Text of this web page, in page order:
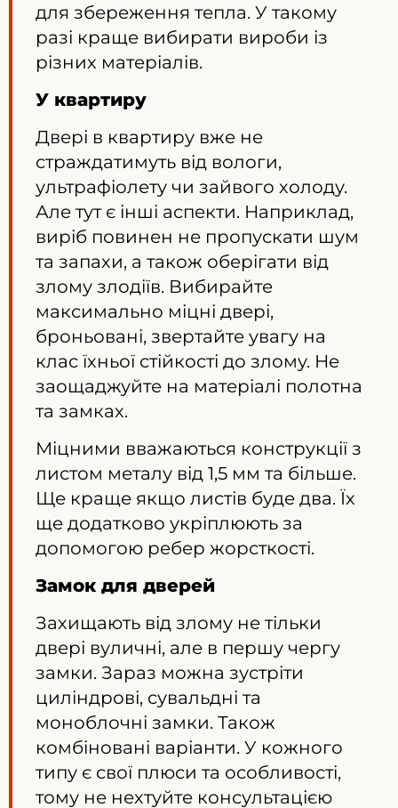
для збереження тепла. У такому
разі краще вибирати вироби із
різних матеріалів.
У квартиру
Двері в квартиру вже не
страждатимуть від вологи,
ультрафіолету чи зайвого холоду.
Але тут є інші аспекти. Наприклад,
виріб повинен не пропускати шум
та запахи, а також оберігати від
злому злодіїв. Вибирайте
максимально міцні двері,
броньовані, звертайте увагу на
клас їхньої стійкості до злому. Не
заощаджуйте на матеріалі полотна
та замках.
Міцними вважаються конструкції з
листом металу від 1,5 мм та більше.
Ще краще якщо листів буде два. Їх
ще додатково укріплюють за
допомогою ребер жорсткості.
Замок для дверей
Захищають від злому не тільки
двері вуличні, але в першу чергу
замки. Зараз можна зустріти
циліндрові, сувальдні та
моноблочні замки. Також
комбіновані варіанти. У кожного
типу є свої плюси та особливості,
тому не нехтуйте консультацією